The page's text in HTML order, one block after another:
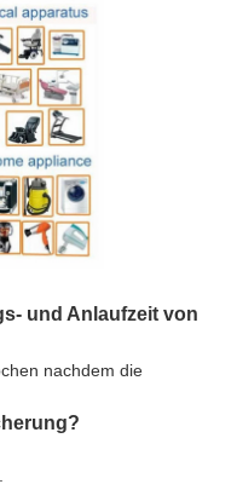
und Anlaufzeit von
nachdem die